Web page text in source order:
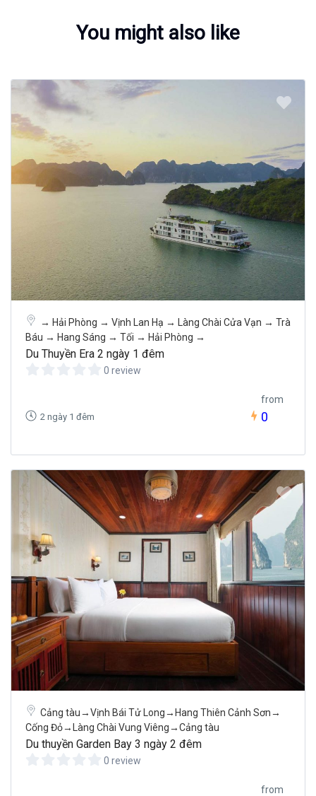
You might also like
→ Hải Phòng → Vịnh Lan Hạ → Làng Chài Cửa Vạn → Trà
Báu → Hang Sáng → Tối → Hải Phòng →
Du Thuyền Era 2 ngày 1 đêm
0 review
2 ngày 1 đêm
from
0
Cảng tàu→Vịnh Bái Tử Long→Hang Thiên Cảnh Sơn→
Cống Đỏ→Làng Chài Vung Viêng→Cảng tàu
Du thuyền Garden Bay 3 ngày 2 đêm
0 review
from